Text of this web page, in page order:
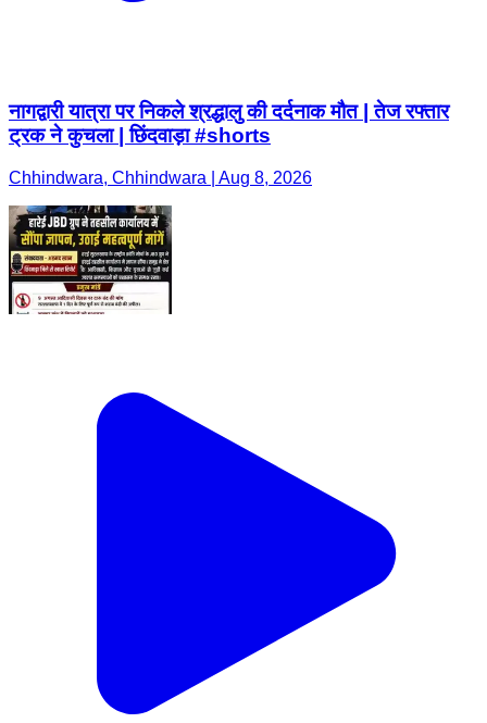
नागद्वारी यात्रा पर निकले श्रद्धालु की दर्दनाक मौत | तेज रफ्तार
ट्रक ने कुचला | छिंदवाड़ा #shorts
Chhindwara, Chhindwara | Aug 8, 2026